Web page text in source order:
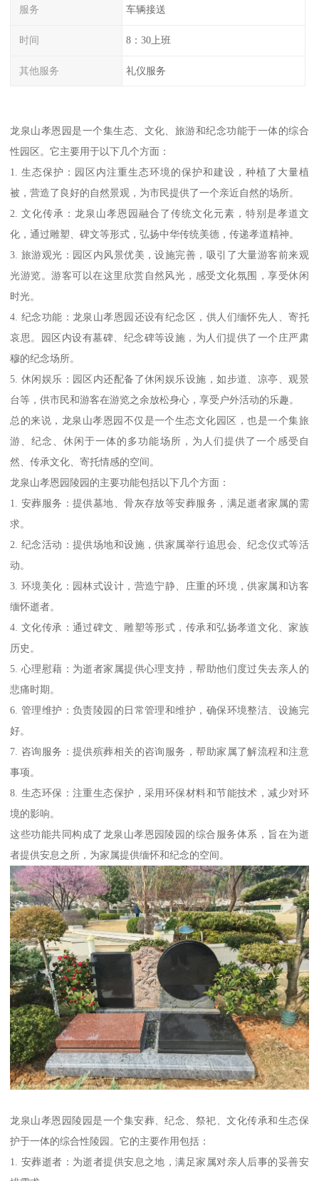
服务 车辆接送
时间 8：30上班
其他服务 礼仪服务
龙泉山孝恩园是一个集生态、文化、旅游和纪念功能于一体的综合
性园区。它主要用于以下几个方面：
1. 生态保护：园区内注重生态环境的保护和建设，种植了大量植
被，营造了良好的自然景观，为市民提供了一个亲近自然的场所。
2. 文化传承：龙泉山孝恩园融合了传统文化元素，特别是孝道文
化，通过雕塑、碑文等形式，弘扬中华传统美德，传递孝道精神。
3. 旅游观光：园区内风景优美，设施完善，吸引了大量游客前来观
光游览。游客可以在这里欣赏自然风光，感受文化氛围，享受休闲
时光。
4. 纪念功能：龙泉山孝恩园还设有纪念区，供人们缅怀先人、寄托
哀思。园区内设有墓碑、纪念碑等设施，为人们提供了一个庄严肃
穆的纪念场所。
5. 休闲娱乐：园区内还配备了休闲娱乐设施，如步道、凉亭、观景
台等，供市民和游客在游览之余放松身心，享受户外活动的乐趣。
总的来说，龙泉山孝恩园不仅是一个生态文化园区，也是一个集旅
游、纪念、休闲于一体的多功能场所，为人们提供了一个感受自
然、传承文化、寄托情感的空间。
龙泉山孝恩园陵园的主要功能包括以下几个方面：
1. 安葬服务：提供墓地、骨灰存放等安葬服务，满足逝者家属的需
求。
2. 纪念活动：提供场地和设施，供家属举行追思会、纪念仪式等活
动。
3. 环境美化：园林式设计，营造宁静、庄重的环境，供家属和访客
缅怀逝者。
4. 文化传承：通过碑文、雕塑等形式，传承和弘扬孝道文化、家族
历史。
5. 心理慰藉：为逝者家属提供心理支持，帮助他们度过失去亲人的
悲痛时期。
6. 管理维护：负责陵园的日常管理和维护，确保环境整洁、设施完
好。
7. 咨询服务：提供殡葬相关的咨询服务，帮助家属了解流程和注意
事项。
8. 生态环保：注重生态保护，采用环保材料和节能技术，减少对环
境的影响。
这些功能共同构成了龙泉山孝恩园陵园的综合服务体系，旨在为逝
者提供安息之所，为家属提供缅怀和纪念的空间。
龙泉山孝恩园陵园是一个集安葬、纪念、祭祀、文化传承和生态保
护于一体的综合性陵园。它的主要作用包括：
1. 安葬逝者：为逝者提供安息之地，满足家属对亲人后事的妥善安